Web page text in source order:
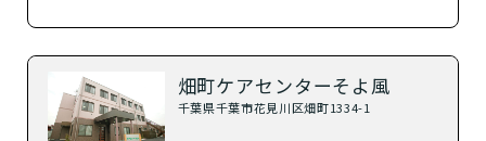
特化型デイサービス ？
ショートステイ
畑町ケアセンターそよ風
千葉県千葉市花見川区畑町1334-1